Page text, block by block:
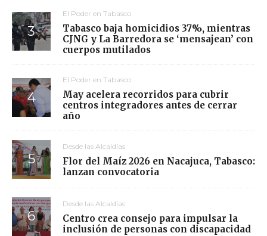
El Poder en Tabasco
Tabasco baja homicidios 37%, mientras
CJNG y La Barredora se ‘mensajean’ con
cuerpos mutilados
El Poder en Tabasco
May acelera recorridos para cubrir
centros integradores antes de cerrar
año
Desde las Alcaldías
Flor del Maíz 2026 en Nacajuca, Tabasco:
lanzan convocatoria
Desde las Alcaldías
Centro crea consejo para impulsar la
inclusión de personas con discapacidad